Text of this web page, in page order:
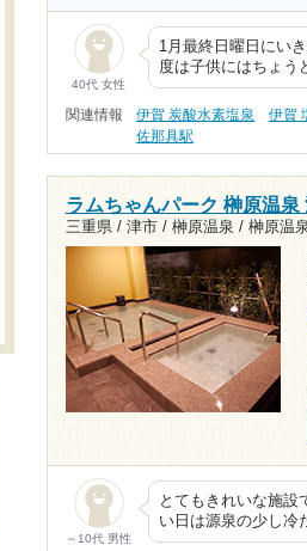
40代 女性
1月最終日曜日にい
度は子供にはちょう
関連情報 伊賀 炭酸水素塩泉 伊賀
佐那具駅
ラムちゃんパーク 榊原温泉
三重県 / 津市 / 榊原温泉 / 榊原温
～10代 男性
とてもきれいな施設
い日は源泉の少し冷